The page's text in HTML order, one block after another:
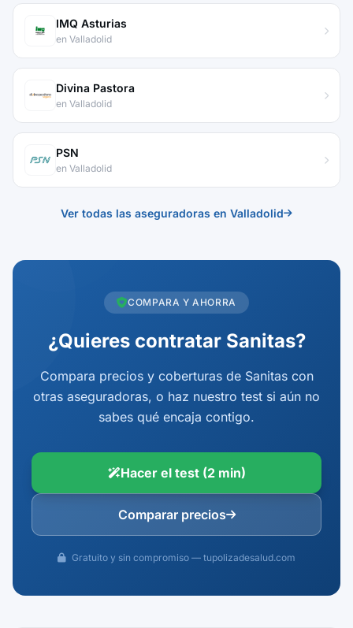
IMQ Asturias
en Valladolid
Divina Pastora
en Valladolid
PSN
en Valladolid
Ver todas las aseguradoras en Valladolid
COMPARA Y AHORRA
¿Quieres contratar Sanitas?
Compara precios y coberturas de Sanitas con
otras aseguradoras, o haz nuestro test si aún no
sabes qué encaja contigo.
Hacer el test (2 min)
Comparar precios
Gratuito y sin compromiso — tupolizadesalud.com